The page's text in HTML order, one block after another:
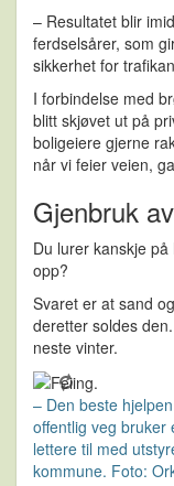
– Resultatet blir
ferdselsårer, som
sikkerhet for
I forbindelse med
blitt skjøvet ut på
boligeiere gjerne
når vi feier veien,
Gjenbruk
Du lurer kanskje
opp?
Svaret er at sand
deretter soldes
neste vinter.
– Den beste
offentlig veg bruker
lettere til med
kommune. Foto: